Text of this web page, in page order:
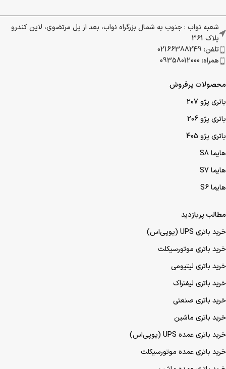
شعبه نواب : جنوب به شمال بزرگراه نواب، بعد از پل مرتضوی، لاین کندرو
پلاک 361
تلفن: 02166388249
همراه: 09358012000
محصولات پرفروش
باتری پژو 207
باتری پژو 206
باتری پژو 405
هایما S8
هایما S7
هایما S6
مطالب پربازدید
خرید باتری UPS (یو‌پی‌اس)
خرید باتری موتورسیکلت
خرید باتری لیتیومی
خرید باتری لیفتراک
خرید باتری صنعتی
خرید باتری ماشین
خرید باتری عمده UPS (یو‌پی‌اس)
خرید باتری عمده موتورسیکلت